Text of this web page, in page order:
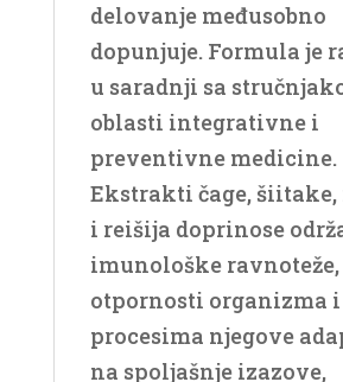
delovanje međusobno
dopunjuje. Formula je
u saradnji sa
oblasti integrativne i
preventivne medicine.
Ekstrakti čage,
i reišija doprinose
imunološke
otpornosti organizma i
procesima njegove
na spoljašnje izazove,